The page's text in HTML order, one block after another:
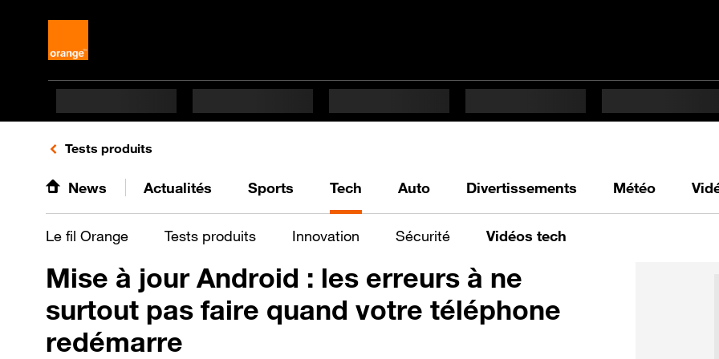
Retours vers le listing de vidéos de la catégorie
Tests produits
News Actualités Sports Tech Auto Divertissements Météo
Le fil Orange Tests produits Innovation Sécurité Vidéos tech
Mise à jour Android : les erreurs à ne
surtout pas faire quand votre téléphone
redémarre